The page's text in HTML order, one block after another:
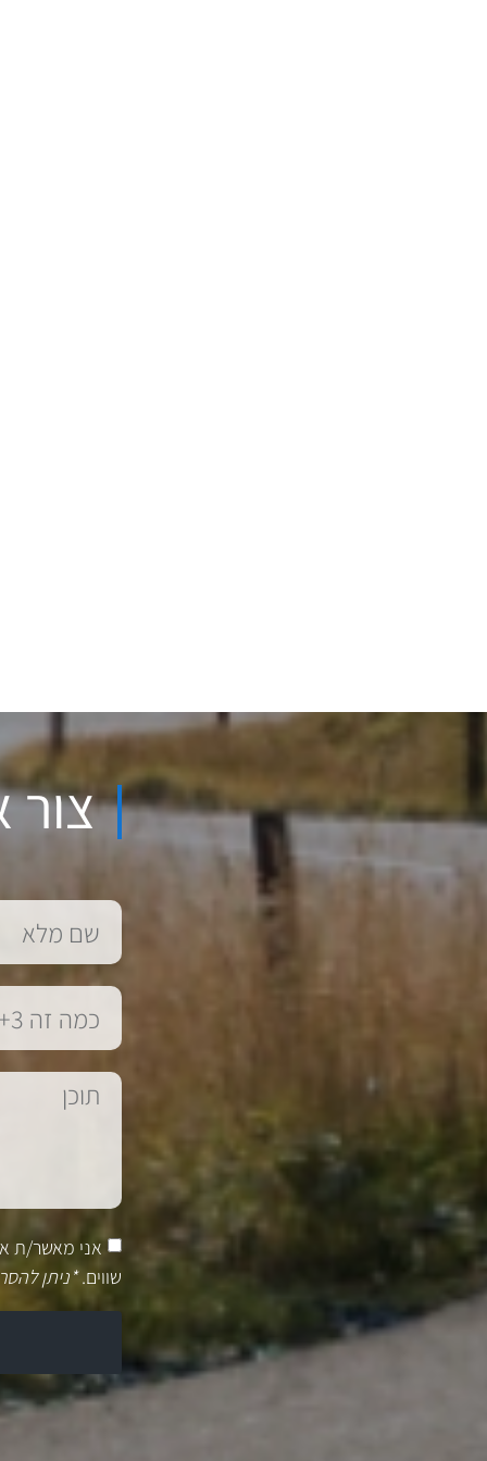
צור
אני מאשר/ת
שווים.*ניתן